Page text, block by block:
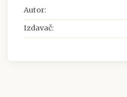
Autor:
Izdavač: